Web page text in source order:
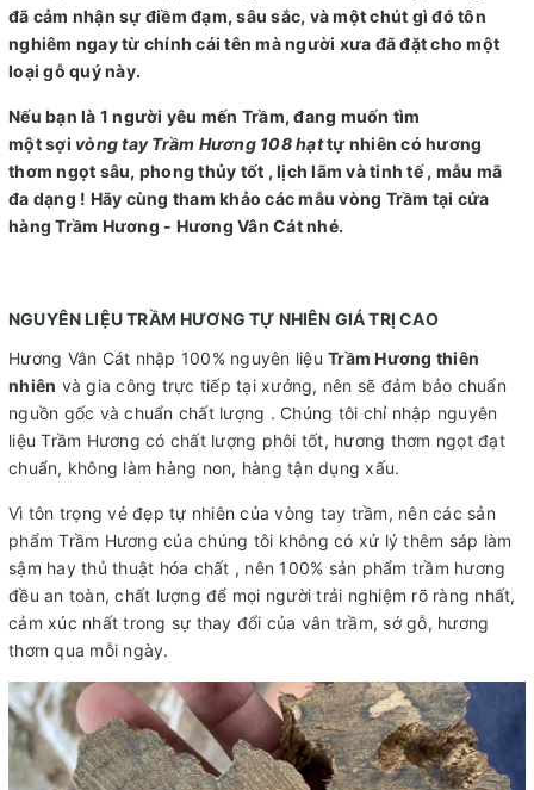
đã cảm nhận sự điềm đạm, sâu sắc, và một chút gì đó tôn
nghiêm ngay từ chính cái tên mà người xưa đã đặt cho một
loại gỗ quý này.
Nếu bạn là 1 người yêu mến Trầm, đang muốn tìm
một sợi vòng tay Trầm Hương 108 hạttự nhiên có hương
thơm ngọt sâu, phong thủy tốt , lịch lãm và tinh tế , mẫu mã
đa dạng ! Hãy cùng tham khảo các mẫu vòng Trầm tại cửa
hàng Trầm Hương - Hương Vân Cát nhé.
NGUYÊN LIỆU TRẦM HƯƠNG TỰ NHIÊN GIÁ TRỊ CAO
Hương Vân Cát nhập 100% nguyên liệu Trầm Hương thiên
nhiên và gia công trực tiếp tại xưởng, nên sẽ đảm bảo chuẩn
nguồn gốc và chuẩn chất lượng . Chúng tôi chỉ nhập nguyên
liệu Trầm Hương có chất lượng phôi tốt, hương thơm ngọt đạt
chuẩn, không làm hàng non, hàng tận dụng xấu.
Vì tôn trọng vẻ đẹp tự nhiên của vòng tay trầm, nên các sản
phẩm Trầm Hương của chúng tôi không có xử lý thêm sáp làm
sậm hay thủ thuật hóa chất , nên 100% sản phẩm trầm hương
đều an toàn, chất lượng để mọi người trải nghiệm rõ ràng nhất,
cảm xúc nhất trong sự thay đổi của vân trầm, sớ gỗ, hương
thơm qua mỗi ngày.